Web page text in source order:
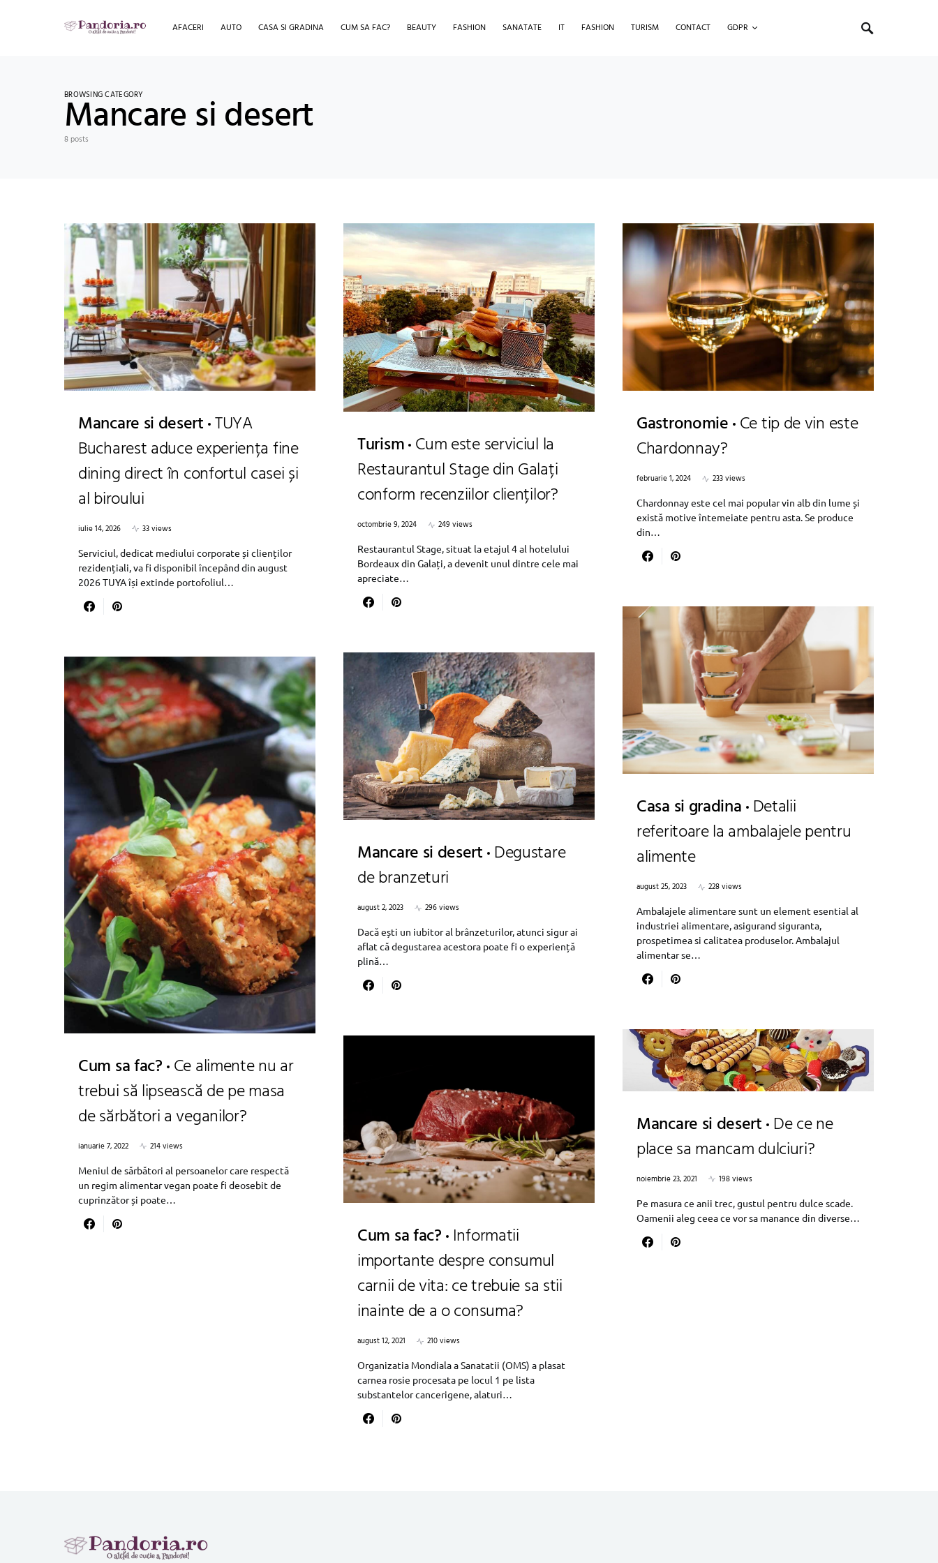
AFACERI AUTO CASA SI GRADINA CUM SA FAC? BEAUTY FASHION SANATATE IT FASHION TURISM CONTACT GDPR
BROWSING CATEGORY
Mancare si desert
8 posts
Mancare si desert TUYA
Bucharest aduce experiența fine
dining direct în confortul casei și
al biroului
iulie 14, 2026
33 views
Serviciul, dedicat mediului corporate și clienților
rezidențiali, va fi disponibil începând din august
2026 TUYA își extinde portofoliul…
Cum sa fac? Ce alimente nu ar
trebui să lipsească de pe masa
de sărbători a veganilor?
ianuarie 7, 2022
214 views
Meniul de sărbători al persoanelor care respectă
un regim alimentar vegan poate fi deosebit de
cuprinzător și poate…
Turism Cum este serviciul la
Restaurantul Stage din Galați
conform recenziilor clienților?
octombrie 9, 2024
249 views
Restaurantul Stage, situat la etajul 4 al hotelului
Bordeaux din Galați, a devenit unul dintre cele mai
apreciate…
Mancare si desert Degustare
de branzeturi
august 2, 2023
296 views
Dacă ești un iubitor al brânzeturilor, atunci sigur ai
aflat că degustarea acestora poate fi o experiență
plină…
Cum sa fac? Informatii
importante despre consumul
carnii de vita: ce trebuie sa stii
inainte de a o consuma?
august 12, 2021
210 views
Organizatia Mondiala a Sanatatii (OMS) a plasat
carnea rosie procesata pe locul 1 pe lista
substantelor cancerigene, alaturi…
Gastronomie Ce tip de vin este
Chardonnay?
februarie 1, 2024
233 views
Chardonnay este cel mai popular vin alb din lume și
există motive întemeiate pentru asta. Se produce
din…
Casa si gradina Detalii
referitoare la ambalajele pentru
alimente
august 25, 2023
228 views
Ambalajele alimentare sunt un element esential al
industriei alimentare, asigurand siguranta,
prospetimea si calitatea produselor. Ambalajul
alimentar se…
Mancare si desert De ce ne
place sa mancam dulciuri?
noiembrie 23, 2021
198 views
Pe masura ce anii trec, gustul pentru dulce scade.
Oamenii aleg ceea ce vor sa manance din diverse…